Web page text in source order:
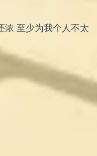
浓 至少为我个人不太